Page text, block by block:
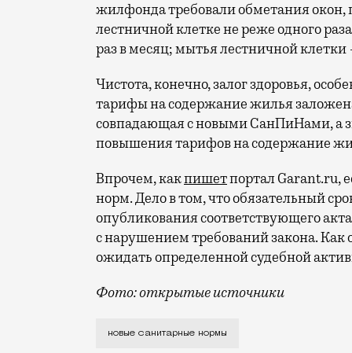
жилфонда требовали обметания окон,
лестничной клетке не реже одного
раз в месяц; мытья лестничной
Чистота, конечно, залог здоровья,
тарифы на содержание жилья
совпадающая с новыми СанПиНами, а
повышения тарифов на содержание
Впрочем, какпишетпортал Garant.ru,
норм. Дело в том, что обязательный
опубликования соответствующего
с нарушением требований закона. Как
ожидать определенной судебной
Фото: открытые источники
С 1 марта начнут действовать новые
новые санитарные нормы